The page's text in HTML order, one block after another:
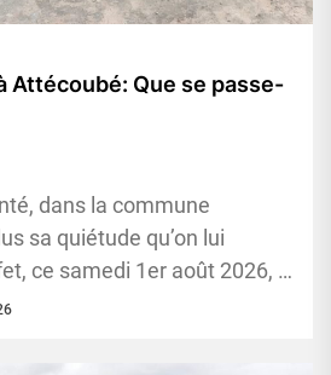
Attécoubé: Que se passe-
dans la commune
sa quiétude qu’on lui
ce samedi 1er août 2026, le